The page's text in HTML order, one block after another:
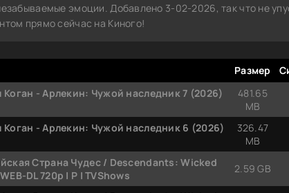
эмоции. Добавлено 3-02-2026, так что не
прямо сейчас на Киного!
Размер
- Арлекин: Чужой наследник 7 (2026)
481.65
MB
- Арлекин: Чужой наследник 6 (2026)
326.47
MB
Страна Чудес / Descendants: Wicked
DL 720p | P | TVShows
2.59 GB